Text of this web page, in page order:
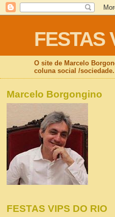
FESTAS
O site de Marcelo
coluna social /
Marcelo Borgongino
FESTAS VIPS DO RIO